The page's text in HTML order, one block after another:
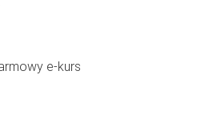
e-kurs